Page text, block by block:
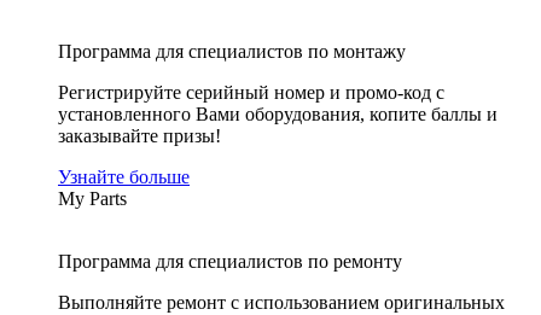
Программа для специалистов по монтажу
Регистрируйте серийный номер и промо-код с
установленного Вами оборудования, копите баллы и
заказывайте призы!
Узнайте больше
My Parts
Программа для специалистов по ремонту
Выполняйте ремонт с использованием оригинальных